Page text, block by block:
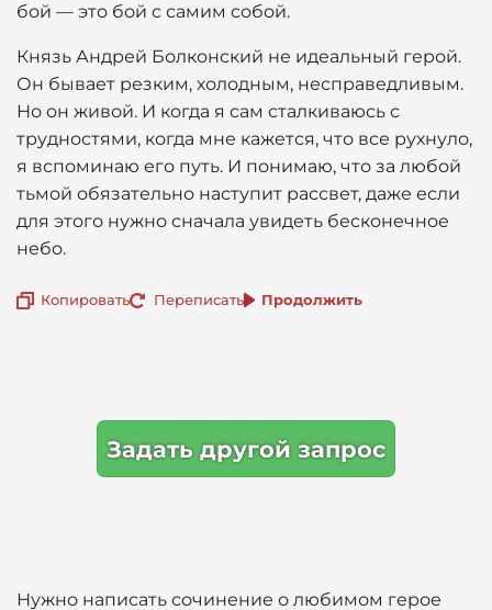
бой — это бой с самим собой.
Князь Андрей Болконский не идеальный герой.
Он бывает резким, холодным, несправедливым.
Но он живой. И когда я сам сталкиваюсь с
трудностями, когда мне кажется, что все рухнуло,
я вспоминаю его путь. И понимаю, что за любой
тьмой обязательно наступит рассвет, даже если
для этого нужно сначала увидеть бесконечное
небо.
Копировать Переписать Продолжить
Задать другой запрос
Нужно написать сочинение о любимом герое